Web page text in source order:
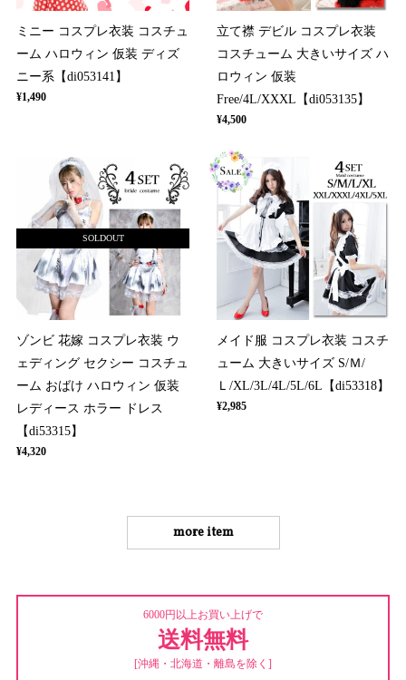
ミニー コスプレ衣装 コスチュ
ーム ハロウィン 仮装 ディズ
ニー系【di053141】
¥1,490
立て襟 デビル コスプレ衣装
コスチューム 大きいサイズ ハ
ロウィン 仮装
Free/4L/XXXL【di053135】
¥4,500
SOLDOUT
ゾンビ 花嫁 コスプレ衣装 ウ
ェディング セクシー コスチュ
ーム おばけ ハロウィン 仮装
レディース ホラー ドレス
【di53315】
¥4,320
メイド服 コスプレ衣装 コスチ
ューム 大きいサイズ S/Ｍ/
Ｌ/XL/3L/4L/5L/6L【di53318】
¥2,985
more item
6000円以上お買い上げで
送料無料
[沖縄・北海道・離島を除く]